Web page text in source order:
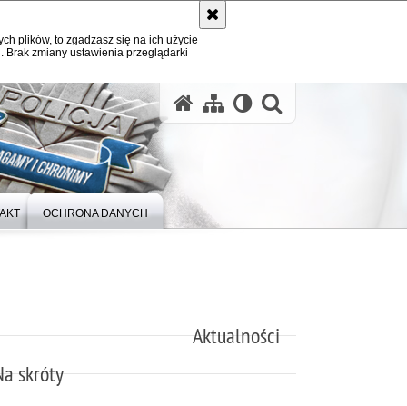
plików, to zgadzasz się na ich użycie
zmiany ustawienia przeglądarki
OCHRONA DANYCH
Aktualności
skróty